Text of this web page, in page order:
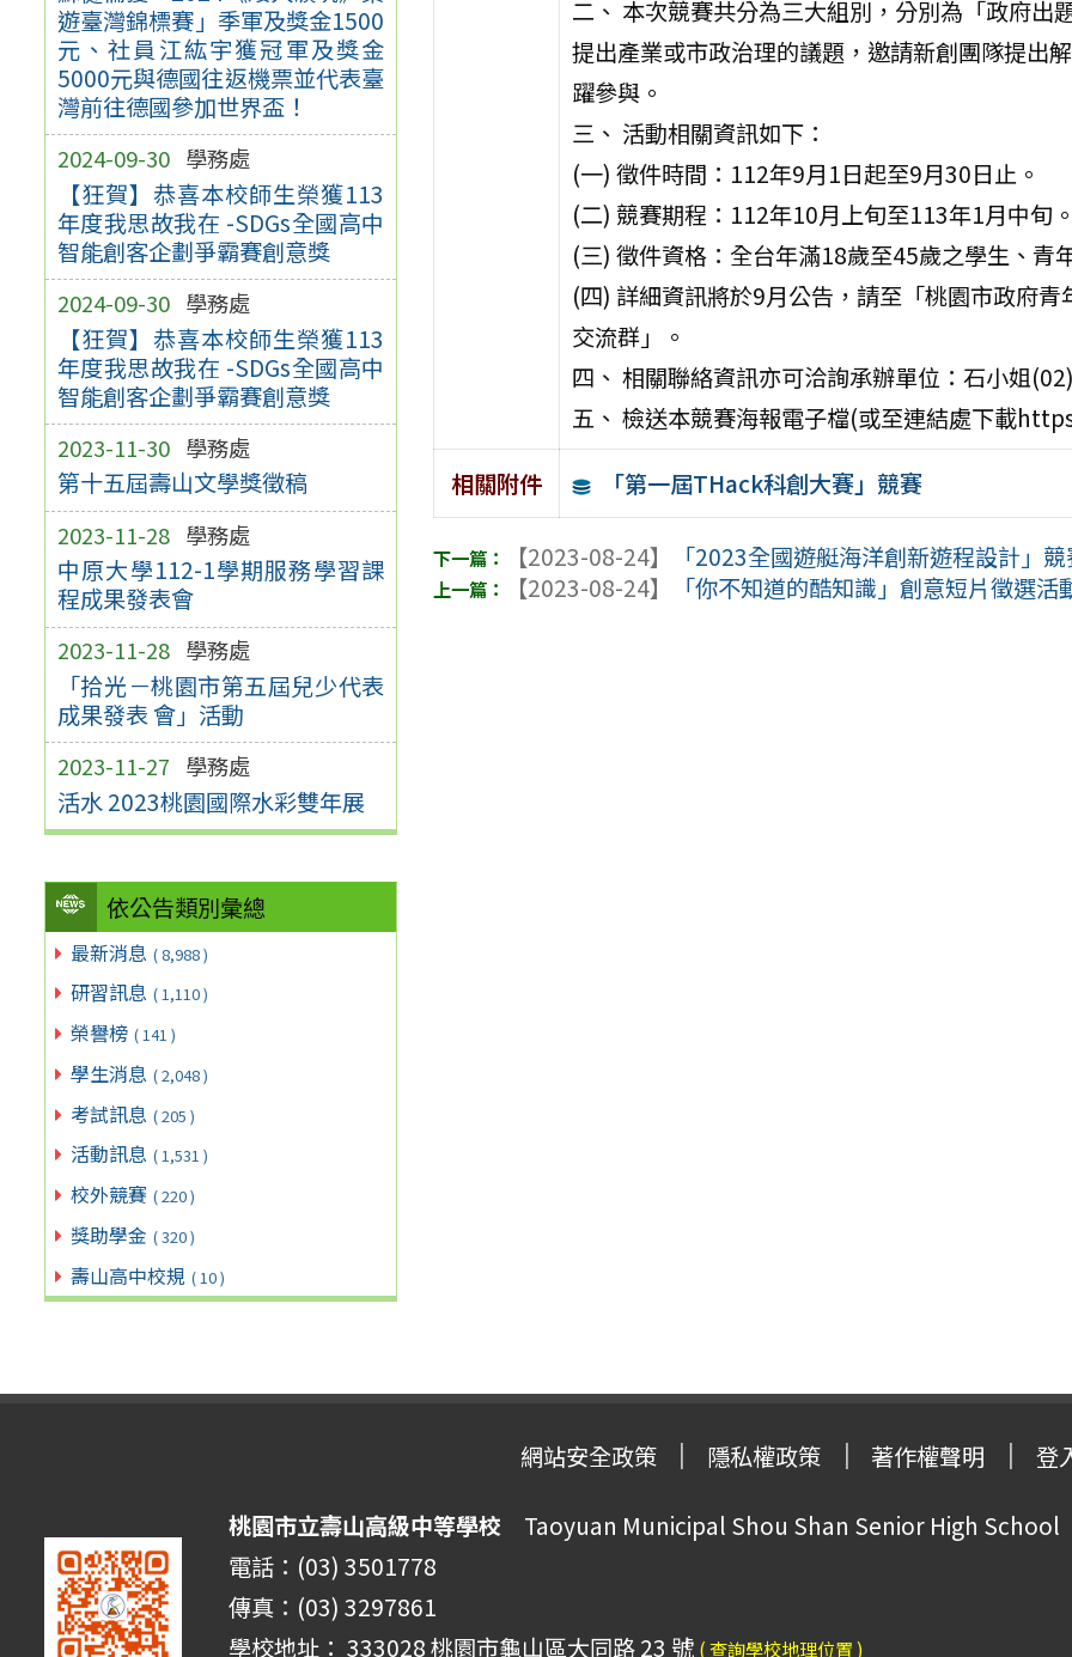
遊臺灣錦標賽」季軍及獎金1500
元、社員江紘宇獲冠軍及獎金
5000元與德國往返機票並代表臺
灣前往德國參加世界盃！
2024-09-30 學務處
【狂賀】恭喜本校師生榮獲113
年度我思故我在 -SDGs全國高中
智能創客企劃爭霸賽創意獎
2024-09-30 學務處
【狂賀】恭喜本校師生榮獲113
年度我思故我在 -SDGs全國高中
智能創客企劃爭霸賽創意獎
2023-11-30 學務處
第十五屆壽山文學獎徵稿
2023-11-28 學務處
中原大學112-1學期服務學習課
程成果發表會
2023-11-28 學務處
「拾光－桃園市第五屆兒少代表
成果發表 會」活動
2023-11-27 學務處
活水 2023桃園國際水彩雙年展
依公告類別彙總
最新消息 ( 8,988 )
研習訊息 ( 1,110 )
榮譽榜 ( 141 )
學生消息 ( 2,048 )
考試訊息 ( 205 )
活動訊息 ( 1,531 )
校外競賽 ( 220 )
獎助學金 ( 320 )
壽山高中校規 ( 10 )
二、 本次競賽共分為三大組別，分別為「政府
提出產業或市政治理的議題，邀請新創團隊提出
躍參與。
三、 活動相關資訊如下：
(一) 徵件時間：112年9月1日起至9月30日止。
(二) 競賽期程：112年10月上旬至113年1月中旬
(三) 徵件資格：全台年滿18歲至45歲之學生、青
(四) 詳細資訊將於9月公告，請至「桃園市政府
交流群」。
四、 相關聯絡資訊亦可洽詢承辦單位：石小姐
五、 檢送本競賽海報電子檔(或至連結處下載
相關附件
「第一屆THack科創大賽」競賽
【2023-08-24】
「2023全國遊艇海洋創新遊程設計」
【2023-08-24】
「你不知道的酷知識」創意短片徵選活
網站安全政策 隱私權政策 著作權聲明 登
桃園市立壽山高級中等學校 Taoyuan Municipal Shou Shan Senior High School
電話：(03) 3501778
傳真：(03) 3297861
學校地址： 333028 桃園市龜山區大同路 23 號 ( 查詢學校地理位置 )